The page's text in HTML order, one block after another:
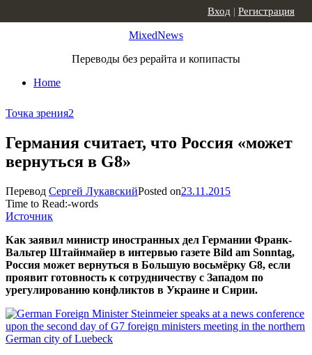
MixedNews
Переводы без рерайта и копипасты
Home
Вход | Регистрация
Точка зрения2
Германия считает, что Россия «может
вернуться в G8»
Перевод Сергей ЛукавскийPosted on23.11.2015
Time to Read:-words
Источник
Как заявил министр иностранных дел Германии Франк-
Вальтер Штайнмайер в интервью газете Bild am Sonntag,
Россия может вернуться в Большую восьмёрку G8, если
проявит готовность к сотрудничеству с Западом по
урегулированию конфликтов в Украине и Сирии.